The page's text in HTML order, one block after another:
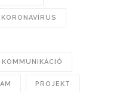
KORONAVÍRUS
PROJEKT